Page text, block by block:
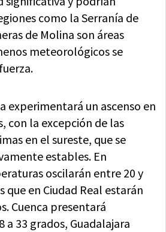
como la Serranía de
de Molina son áreas
meteorológicos se
experimentará un ascenso en
con la excepción de las
en el sureste, que se
estables. En
oscilarán entre 20 y
que en Ciudad Real estarán
Cuenca presentará
33 grados, Guadalajara